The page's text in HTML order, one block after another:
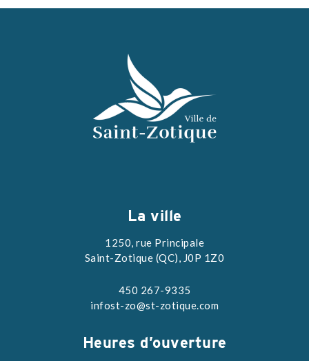
La ville
1250, rue Principale
Saint-Zotique (QC), J0P 1Z0
450 267-9335
infost-zo@st-zotique.com
Heures d’ouverture